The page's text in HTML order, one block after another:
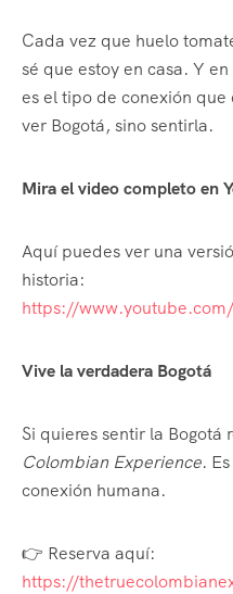
Cada vez que huelo
sé que estoy en casa. Y
es el tipo de conexión
ver Bogotá, sino sentirla.
Mira el video completo en
Aquí puedes ver una
historia:
https://
Vive la verdadera Bogotá
Si quieres sentir la Bogotá
Colombian Experience.
conexión humana.
👉 Reserva aquí:
https://